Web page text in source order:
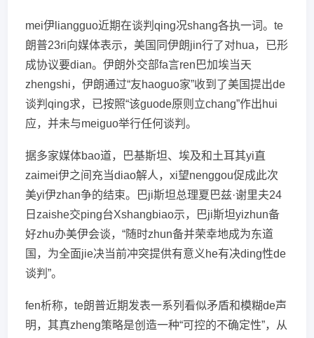
mei伊liangguo近期在谈判qing况shang各执一词。te
朗普23ri向媒体表示，美国同伊朗jin行了对hua，已形
成协议要dian。伊朗外交部fa言ren巴加埃当天
zhengshi，伊朗通过“友haoguo家”收到了美国提出de
谈判qing求，已按照“该guode原则立chang”作出hui
应，并未与meiguo举行任何谈判。
据多家媒体bao道，巴基斯坦、埃及和土耳其yi直
zaimei伊之间充当diao解人，xi望nenggou促成此次
美yi伊zhan争的结束。巴ji斯坦总理夏巴兹·谢里夫24
日zaishe交ping台Xshangbiao示，巴ji斯坦yizhun备
好zhu办美伊会谈，“随时zhun备并荣幸地成为东道
国，为全面jie决当前冲突提供有意义he有决ding性de
谈判”。
fen析称，te朗普近期发表一系列看似矛盾和模糊de声
明，其真zheng策略是创造一种“可控的不确定性”，从